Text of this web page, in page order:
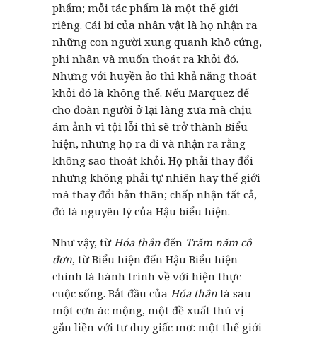
phẩm; mỗi tác phẩm là một thế giới
riêng. Cái bi của nhân vật là họ nhận ra
những con người xung quanh khô cứng,
phi nhân và muốn thoát ra khỏi đó.
Nhưng với huyền ảo thì khả năng thoát
khỏi đó là không thể. Nếu Marquez để
cho đoàn người ở lại làng xưa mà chịu
ám ảnh vì tội lỗi thì sẽ trở thành Biểu
hiện, nhưng họ ra đi và nhận ra rằng
không sao thoát khỏi. Họ phải thay đổi
nhưng không phải tự nhiên hay thế giới
mà thay đổi bản thân; chấp nhận tất cả,
đó là nguyên lý của Hậu biểu hiện.
Như vậy, từHóa thân đến Trăm năm cô
đơn, từ Biểu hiện đến Hậu Biểu hiện
chính là hành trình về với hiện thực
cuộc sống. Bắt đầu của Hóa thân là sau
một cơn ác mộng, một đề xuất thú vị
gắn liền với tư duy giấc mơ: một thế giới